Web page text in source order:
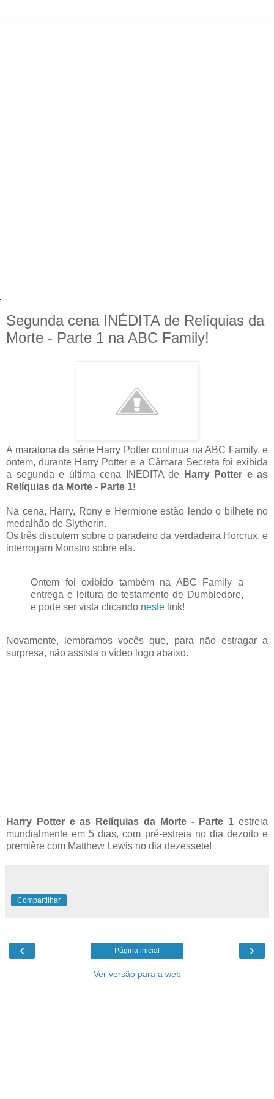
Segunda cena INÉDITA de Relíquias da
Morte - Parte 1 na ABC Family!
A maratona da série Harry Potter continua na ABC Family, e
ontem, durante Harry Potter e a Câmara Secreta foi exibida
a segunda e última cena INÉDITA de
Harry Potter e as
Relíquias da Morte - Parte 1!
Na cena, Harry, Rony e Hermione estão lendo o bilhete no
medalhão de Slytherin.
Os três discutem sobre o paradeiro da verdadeira Horcrux, e
interrogam Monstro sobre ela.
Ontem foi exibido também na ABC Family a
entrega e leitura do testamento de Dumbledore,
e pode ser vista clicando neste link!
Novamente, lembramos vocês que, para não estragar a
surpresa, não assista o vídeo logo abaixo.
Harry Potter e as Relíquias da Morte - Parte 1 estreia
mundialmente em 5 dias, com pré-estreia no dia dezoito e
première com Matthew Lewis no dia dezessete!
Compartilhar
‹ ›
Página inicial
Ver versão para a web